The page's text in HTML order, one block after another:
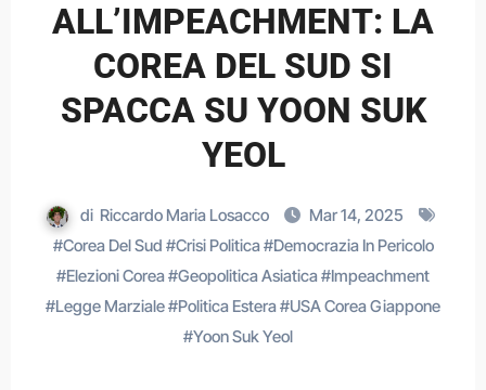
ALL’IMPEACHMENT: LA
COREA DEL SUD SI
SPACCA SU YOON SUK
YEOL
di Riccardo Maria Losacco
Mar 14, 2025
#Corea Del Sud #Crisi Politica#Democrazia In Pericolo
#Elezioni Corea#Geopolitica Asiatica#Impeachment
#Legge Marziale#Politica Estera#USA Corea Giappone
#Yoon Suk Yeol